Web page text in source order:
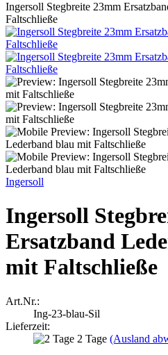
Ingersoll Stegbreite 23mm
Faltschließe
Ingersoll
Ingersoll
Ersatzband
mit Faltschließe
Art.Nr.:
Ing-23-blau-Sil
Lieferzeit:
2 Tage (Ausland